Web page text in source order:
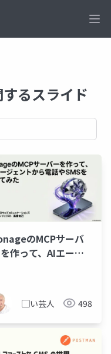
るスライド
のMCPサーバ
作って、AIエージ
▢い芸人 498